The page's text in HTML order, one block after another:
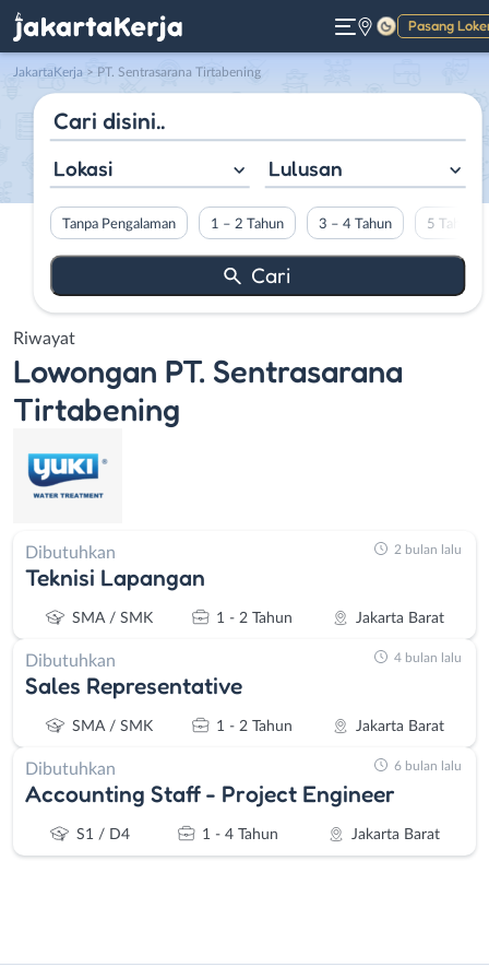
Pasang
Gelap
JakartaKerja > PT. Sentrasarana Tirtabening
Lokasi Lulusan
Tanpa Pengalaman 1 – 2 Tahun 3 – 4 Tahun 5 Tahun
Riwayat
Lowongan PT. Sentrasarana
Tirtabening
Dibutuhkan
Teknisi Lapangan
SMA / SMK 1 - 2 Tahun Jakarta Barat
2 bulan lalu
Dibutuhkan
Sales Representative
SMA / SMK 1 - 2 Tahun Jakarta Barat
4 bulan lalu
Dibutuhkan
Accounting Staff - Project Engineer
S1 / D4 1 - 4 Tahun Jakarta Barat
6 bulan lalu
Administrasi
Bebas